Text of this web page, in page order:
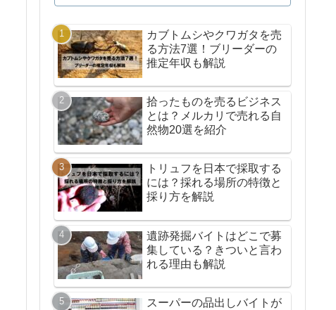
カブトムシやクワガタを売
る方法7選！ブリーダーの
推定年収も解説
拾ったものを売るビジネス
とは？メルカリで売れる自
然物20選を紹介
トリュフを日本で採取する
には？採れる場所の特徴と
採り方を解説
遺跡発掘バイトはどこで募
集している？きついと言わ
れる理由も解説
スーパーの品出しバイトが